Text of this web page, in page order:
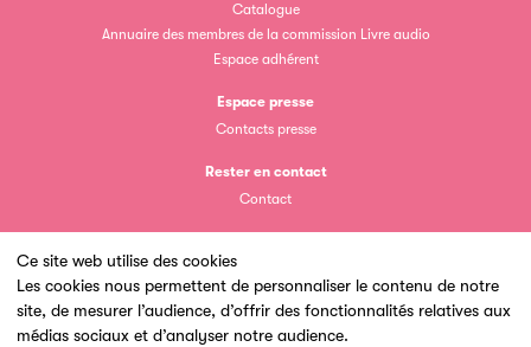
Ce site web utilise des cookies
Les cookies nous permettent de personnaliser le contenu de notre
site, de mesurer l’audience, d’offrir des fonctionnalités relatives aux
médias sociaux et d’analyser notre audience.
Catalogue
Annuaire des membres de la commission Livre audio
Espace adhérent
Espace presse
Contacts presse
Rester en contact
Contact
Un site du
Clic.EDIt, pour faciliter les échanges informatisés entre
Les petits champions de la lecture
Le jeu de lecture à voix haute gratuit et ouvert à tous les